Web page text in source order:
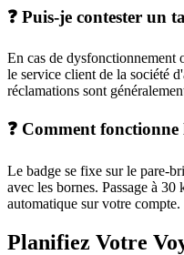
❓ Puis-je contester un
En cas de dysfonctionnement
le service client de la société
réclamations sont
❓ Comment fonctionne
Le badge se fixe sur le pare-
avec les bornes. Passage à
automatique sur votre compte.
Planifiez Votre